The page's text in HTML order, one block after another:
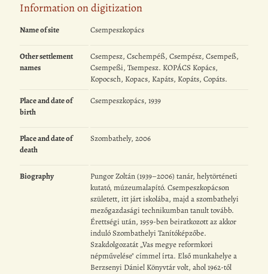
Information on digitization
Name of site Csempeszkopács
Other settlement
names
Csempesz, Cschempéß, Csempész, Csempeß,
Csempeßi, Tsempesz. KOPÁCS Kopács,
Kopocsch, Kopacs, Kapáts, Kopáts, Copáts.
Place and date of
birth
Csempeszkopács, 1939
Place and date of
death
Szombathely, 2006
Biography
Pungor Zoltán (1939–2006) tanár, helytörténeti
kutató, múzeumalapító. Csempeszkopácson
született, itt járt iskolába, majd a szombathelyi
mezőgazdasági technikumban tanult tovább.
Érettségi után, 1959-ben beiratkozott az akkor
induló Szombathelyi Tanítóképzőbe.
Szakdolgozatát „Vas megye reformkori
népművelése" címmel írta. Első munkahelye a
Berzsenyi Dániel Könyvtár volt, ahol 1962-től